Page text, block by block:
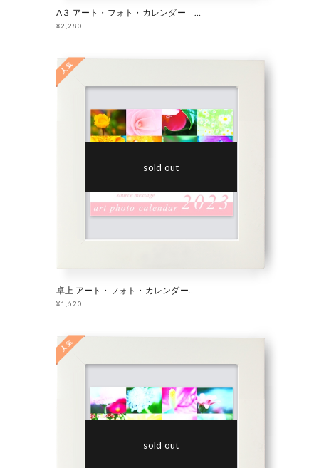
A３ アート・フォト・カレンダー 2023 「 Light 」
¥2,280
sold out
卓上 アート・フォト・カレンダー 2023 「 source message 」
¥1,620
sold out